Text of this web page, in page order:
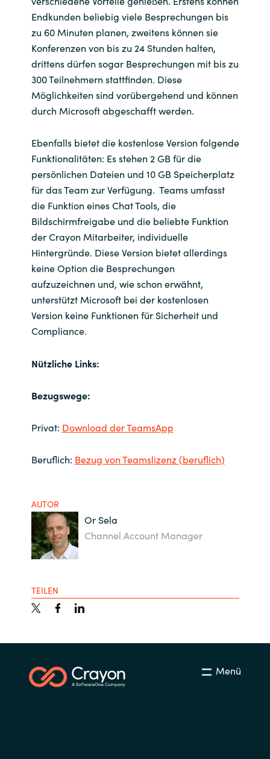
Endkunden beliebig viele Besprechungen bis
zu 60 Minuten planen, zweitens können sie
Konferenzen von bis zu 24 Stunden halten,
drittens dürfen sogar Besprechungen mit bis zu
300 Teilnehmern stattfinden. Diese
Möglichkeiten sind vorübergehend und können
durch Microsoft abgeschafft werden.
Ebenfalls bietet die kostenlose Version folgende
Funktionalitäten: Es stehen 2 GB für die
persönlichen Dateien und 10 GB Speicherplatz
für das Team zur Verfügung. Teams umfasst
die Funktion eines Chat Tools, die
Bildschirmfreigabe und die beliebte Funktion
der Crayon Mitarbeiter, individuelle
Hintergründe. Diese Version bietet allerdings
keine Option die Besprechungen
aufzuzeichnen und, wie schon erwähnt,
unterstützt Microsoft bei der kostenlosen
Version keine Funktionen für Sicherheit und
Compliance.
Nützliche Links:
Bezugswege:
Privat: Download der TeamsApp
Beruflich: Bezug von Teamslizenz (beruflich)
AUTOR
Or Sela
Channel Account Manager
TEILEN
Menü